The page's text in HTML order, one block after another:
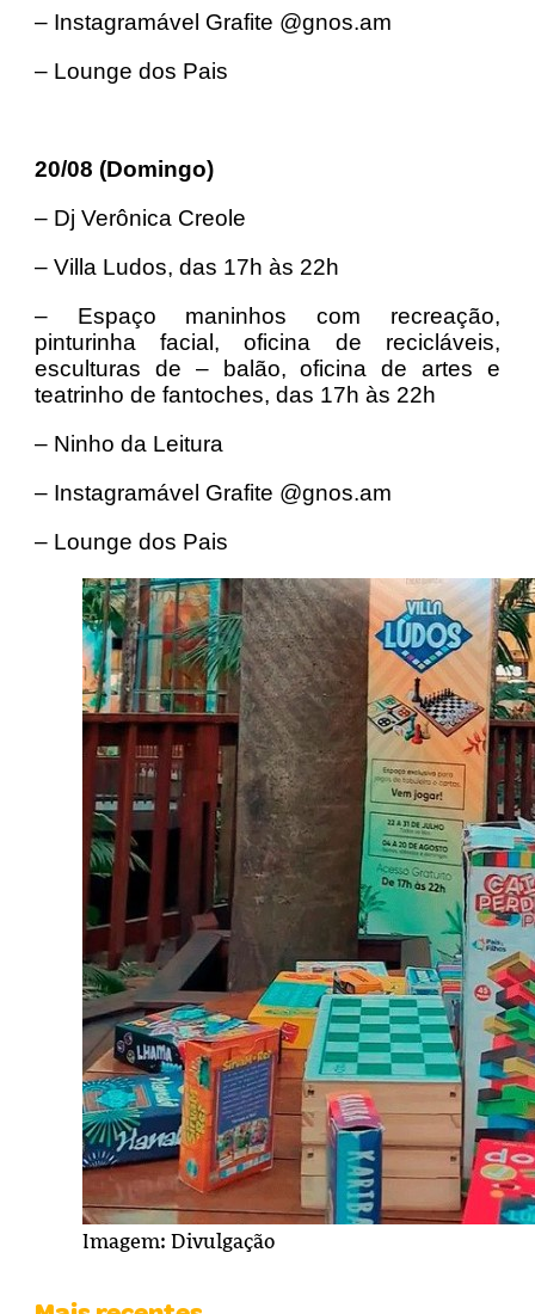
– Instagramável Grafite @gnos.am
– Lounge dos Pais
20/08 (Domingo)
– Dj Verônica Creole
– Villa Ludos, das 17h às 22h
– Espaço maninhos com recreação,
pinturinha facial, oficina de recicláveis,
esculturas de – balão, oficina de artes e
teatrinho de fantoches, das 17h às 22h
– Ninho da Leitura
– Instagramável Grafite @gnos.am
– Lounge dos Pais
Imagem: Divulgação